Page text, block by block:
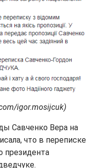
igor.mosijcuk)
Савченко Вера на
что в переписке
президента